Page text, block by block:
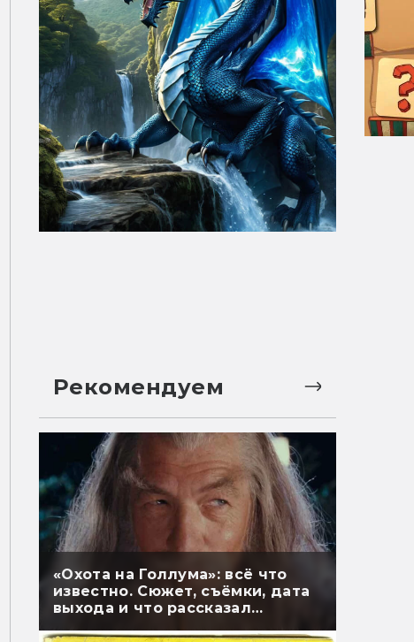
Рекомендуем
«Охота на Голлума»: всё что
известно. Сюжет, съёмки, дата
выхода и что рассказал